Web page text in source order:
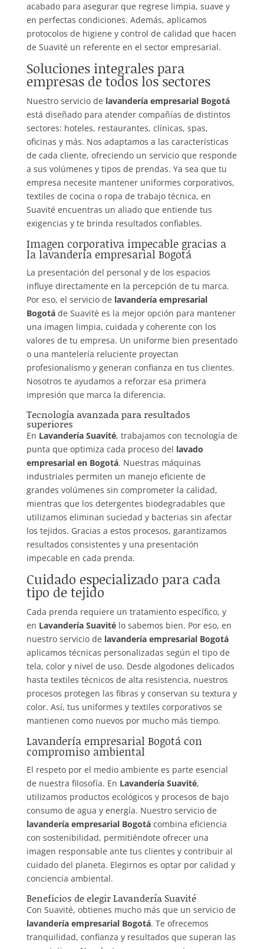
acabado para asegurar que regrese limpia, suave y
en perfectas condiciones. Además, aplicamos
protocolos de higiene y control de calidad que hacen
de Suavité un referente en el sector empresarial.
Soluciones integrales para
empresas de todos los sectores
Nuestro servicio de lavandería empresarial Bogotá
está diseñado para atender compañías de distintos
sectores: hoteles, restaurantes, clínicas, spas,
oficinas y más. Nos adaptamos a las características
de cada cliente, ofreciendo un servicio que responde
a sus volúmenes y tipos de prendas. Ya sea que tu
empresa necesite mantener uniformes corporativos,
textiles de cocina o ropa de trabajo técnica, en
Suavité encuentras un aliado que entiende tus
exigencias y te brinda resultados confiables.
Imagen corporativa impecable gracias a
la lavandería empresarial Bogotá
La presentación del personal y de los espacios
influye directamente en la percepción de tu marca.
Por eso, el servicio de lavandería empresarial
Bogotáde Suavité es la mejor opción para mantener
una imagen limpia, cuidada y coherente con los
valores de tu empresa. Un uniforme bien presentado
o una mantelería reluciente proyectan
profesionalismo y generan confianza en tus clientes.
Nosotros te ayudamos a reforzar esa primera
impresión que marca la diferencia.
Tecnología avanzada para resultados
superiores
En Lavandería Suavité, trabajamos con tecnología de
punta que optimiza cada proceso del lavado
empresarial en Bogotá. Nuestras máquinas
industriales permiten un manejo eficiente de
grandes volúmenes sin comprometer la calidad,
mientras que los detergentes biodegradables que
utilizamos eliminan suciedad y bacterias sin afectar
los tejidos. Gracias a estos procesos, garantizamos
resultados consistentes y una presentación
impecable en cada prenda.
Cuidado especializado para cada
tipo de tejido
Cada prenda requiere un tratamiento específico, y
en Lavandería Suavitélo sabemos bien. Por eso, en
nuestro servicio de lavandería empresarial Bogotá
aplicamos técnicas personalizadas según el tipo de
tela, color y nivel de uso. Desde algodones delicados
hasta textiles técnicos de alta resistencia, nuestros
procesos protegen las fibras y conservan su textura y
color. Así, tus uniformes y textiles corporativos se
mantienen como nuevos por mucho más tiempo.
Lavandería empresarial Bogotá con
compromiso ambiental
El respeto por el medio ambiente es parte esencial
de nuestra filosofía. En Lavandería Suavité,
utilizamos productos ecológicos y procesos de bajo
consumo de agua y energía. Nuestro servicio de
lavandería empresarial Bogotácombina eficiencia
con sostenibilidad, permitiéndote ofrecer una
imagen responsable ante tus clientes y contribuir al
cuidado del planeta. Elegirnos es optar por calidad y
conciencia ambiental.
Beneficios de elegir Lavandería Suavité
Con Suavité, obtienes mucho más que un servicio de
lavandería empresarial Bogotá. Te ofrecemos
tranquilidad, confianza y resultados que superan las